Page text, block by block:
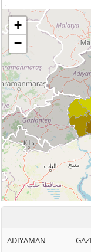
ADIYAMAN